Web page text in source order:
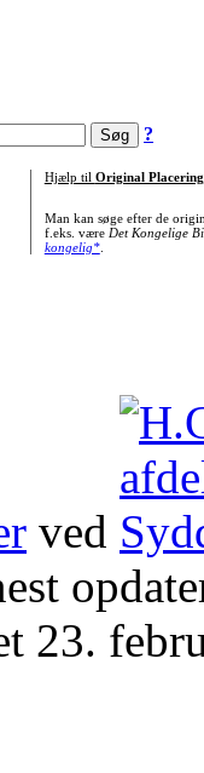
?
Hjælp til Original Placering
Man kan søge efter de
f.eks. være Det Kongelige
kongelig*.
ved
23.